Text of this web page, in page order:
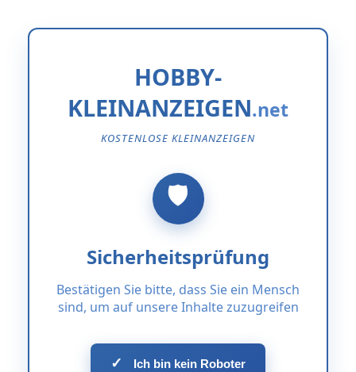
HOBBY-
KLEINANZEIGEN
KOSTENLOSE KLEINANZEIGEN
Sicherheitsprüfung
Bestätigen Sie bitte, dass Sie ein Mensch
sind, um auf unsere Inhalte zuzugreifen
✓ Ich bin kein Roboter